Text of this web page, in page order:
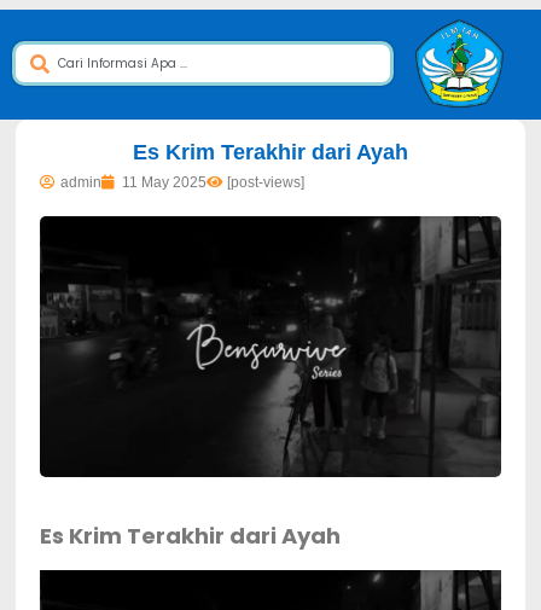
Es Krim Terakhir dari Ayah
admin 11 May 2025 [post-views]
Es Krim Terakhir dari Ayah